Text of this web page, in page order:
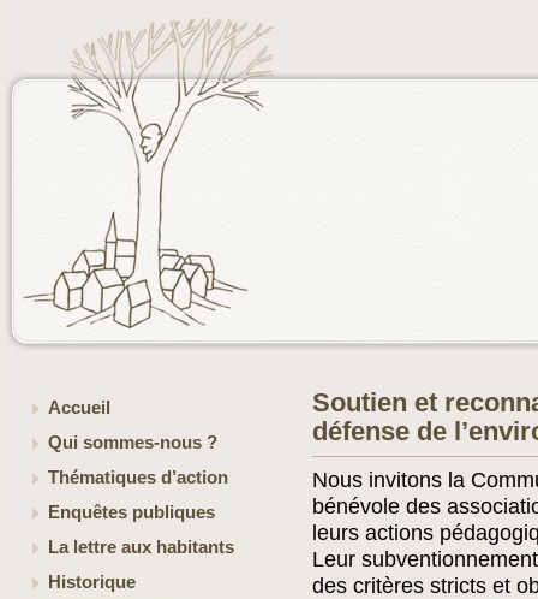
Accueil
Qui sommes-nous ?
Thématiques d’action
Enquêtes publiques
La lettre aux habitants
Historique
Soutien et
défense de
Nous invitons la
bénévole des
leurs actions
Leur
des critères stricts et